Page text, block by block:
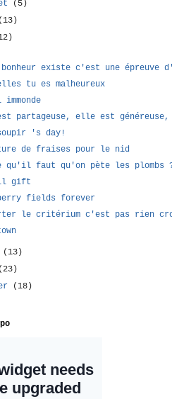
(5)
(13)
existe c'est une épreuve
tu es malheureux
partageuse, elle est
's day!
de fraises pour le nid
qu'il faut qu'on pète les plombs
gift
fields forever
le critérium c'est pas rien
(13)
(23)
(18)